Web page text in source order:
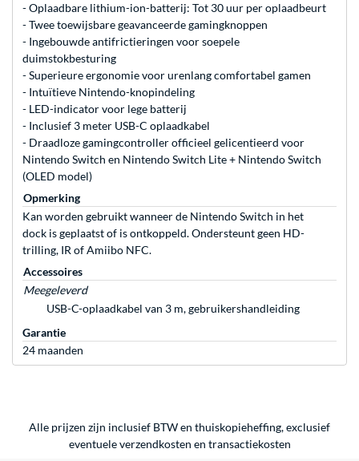
- Oplaadbare lithium-ion-batterij: Tot 30 uur per oplaadbeurt
- Twee toewijsbare geavanceerde gamingknoppen
- Ingebouwde antifrictieringen voor soepele
duimstokbesturing
- Superieure ergonomie voor urenlang comfortabel gamen
- Intuïtieve Nintendo-knopindeling
- LED-indicator voor lege batterij
- Inclusief 3 meter USB-C oplaadkabel
- Draadloze gamingcontroller officieel gelicentieerd voor
Nintendo Switch en Nintendo Switch Lite + Nintendo Switch
(OLED model)
Opmerking
Kan worden gebruikt wanneer de Nintendo Switch in het
dock is geplaatst of is ontkoppeld. Ondersteunt geen HD-
trilling, IR of Amiibo NFC.
Accessoires
Meegeleverd
USB-C-oplaadkabel van 3 m, gebruikershandleiding
Garantie
24 maanden
Alle prijzen zijn inclusief BTW en thuiskopieheffing, exclusief
eventueleverzendkosten en transactiekosten